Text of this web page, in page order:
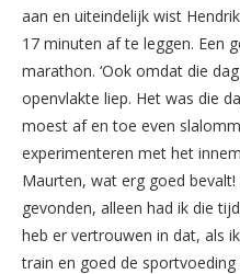
aan en uiteindelijk wist
17 minuten af te leggen. Een
marathon. ‘Ook omdat die
openvlakte liep. Het was die
moest af en toe even
experimenteren met het
Maurten, wat erg goed
gevonden, alleen had ik die
heb er vertrouwen in dat, als
train en goed de